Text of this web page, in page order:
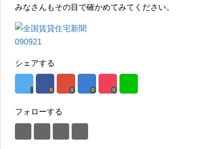
みなさんもその目で確かめてみてください。
シェアする
0 0 0 0
フォローする